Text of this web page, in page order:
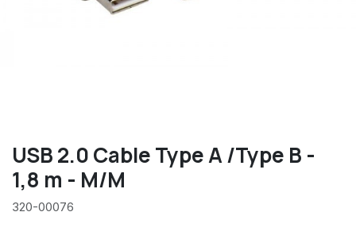
USB 2.0 Cable Type A /Type B -
1,8 m - M/M
320-00076